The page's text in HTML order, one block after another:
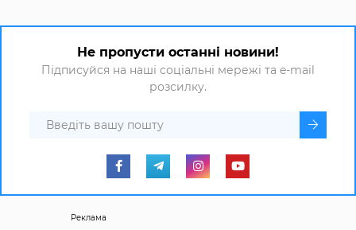
Не пропусти останні новини!
Підписуйся на наші соціальні мережі та e-mail
розсилку.
Реклама